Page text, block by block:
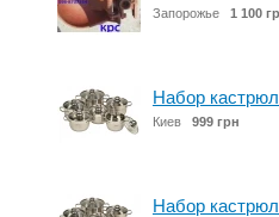
Запорожье 1 100
Набор
Киев 999 грн
Набор